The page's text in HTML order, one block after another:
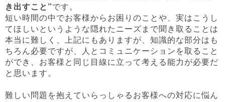
き出すこと”です。
短い時間の中でお客様からお困りのことや、実はこうし
てほしいというような隠れたニーズまで聞き取ることは
本当に難しく、上記にもありますが、知識的な部分はも
ちろん必要ですが、人とコミュニケーションを取ること
ができ、お客様と同じ目線に立って考える能力が必要だ
と思います。
難しい問題を抱えていらっしゃるお客様への対応に悩ん